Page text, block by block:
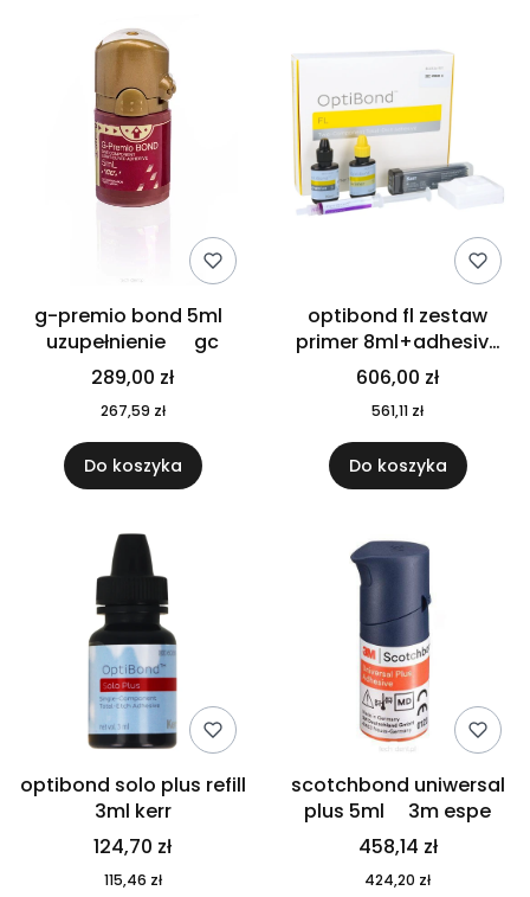
g-premio bond 5ml
uzupełnienie gc
289,00 zł
267,59 zł
Do koszyka
optibond fl zestaw
primer 8ml+adhesive
8ml+wytr+akces.
26684 kerr
606,00 zł
561,11 zł
Do koszyka
optibond solo plus refill
3ml kerr
124,70 zł
115,46 zł
scotchbond uniwersal
plus 5ml 3m espe
458,14 zł
424,20 zł